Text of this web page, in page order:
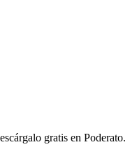
gratis en Poderato.